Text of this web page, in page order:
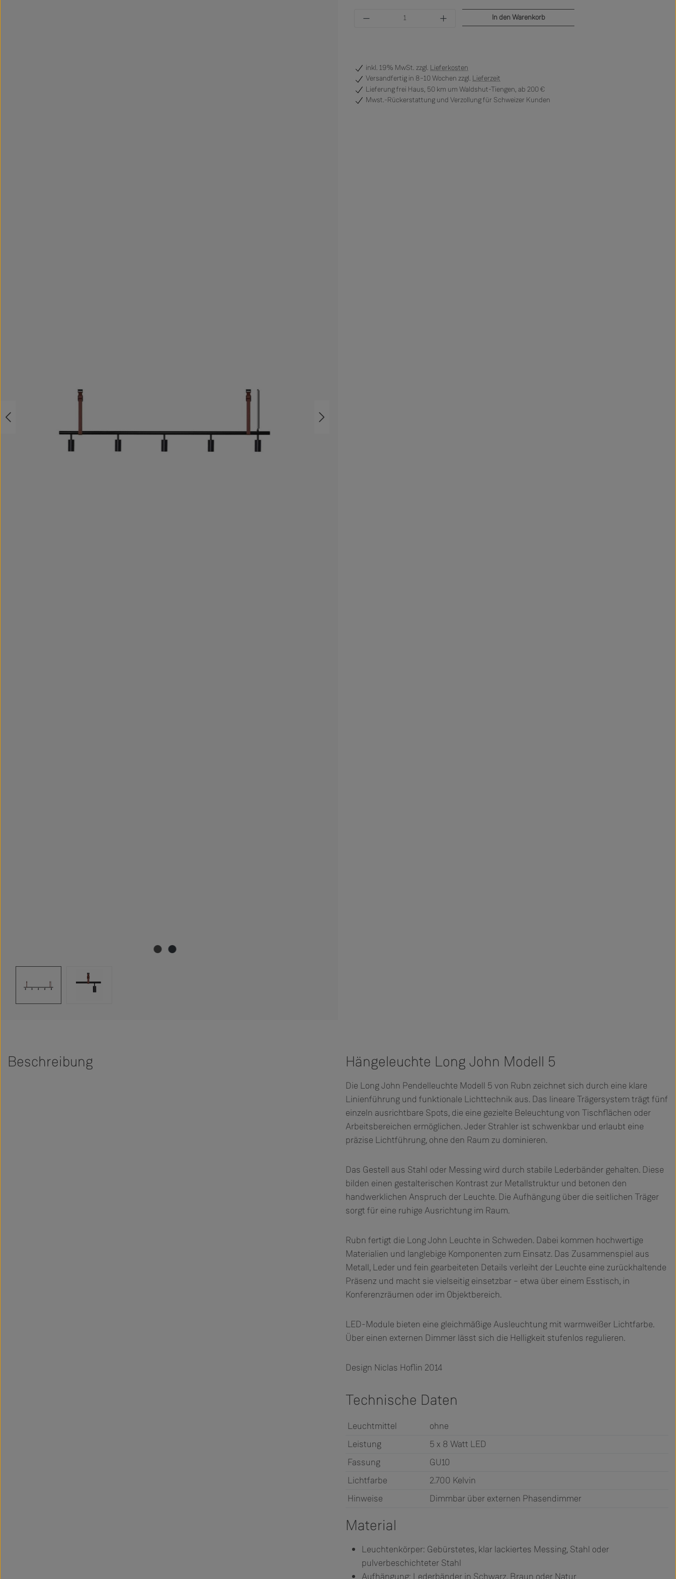
Produkt Anzahl: Gib den gewünschten Wert ein oder
In den Warenkorb
inkl. 19% MwSt. zzgl. Lieferkosten
Versandfertig in 8–10 Wochen zzgl. Lieferzeit
Lieferung frei Haus, 50 km um Waldshut-Tiengen, ab 200 €
Mwst.-Rückerstattung und Verzollung für Schweizer Kunden
Beschreibung Hängeleuchte Long John Modell 5
Die Long John Pendelleuchte Modell 5 von Rubn zeichnet sich durch eine klare
Linienführung und funktionale Lichttechnik aus. Das lineare Trägersystem trägt fünf
einzeln ausrichtbare Spots, die eine gezielte Beleuchtung von Tischflächen oder
Arbeitsbereichen ermöglichen. Jeder Strahler ist schwenkbar und erlaubt eine
präzise Lichtführung, ohne den Raum zu dominieren.
Das Gestell aus Stahl oder Messing wird durch stabile Lederbänder gehalten. Diese
bilden einen gestalterischen Kontrast zur Metallstruktur und betonen den
handwerklichen Anspruch der Leuchte. Die Aufhängung über die seitlichen Träger
sorgt für eine ruhige Ausrichtung im Raum.
Rubn fertigt die Long John Leuchte in Schweden. Dabei kommen hochwertige
Materialien und langlebige Komponenten zum Einsatz. Das Zusammenspiel aus
Metall, Leder und fein gearbeiteten Details verleiht der Leuchte eine zurückhaltende
Präsenz und macht sie vielseitig einsetzbar – etwa über einem Esstisch, in
Konferenzräumen oder im Objektbereich.
LED-Module bieten eine gleichmäßige Ausleuchtung mit warmweißer Lichtfarbe.
Über einen externen Dimmer lässt sich die Helligkeit stufenlos regulieren.
Design Niclas Hoflin 2014
Technische Daten
Leuchtmittel
ohne
Leistung
5 x 8 Watt LED
Fassung
GU10
Lichtfarbe
2.700 Kelvin
Hinweise
Dimmbar über externen Phasendimmer
Material
Leuchtenkörper: Gebürstetes, klar lackiertes Messing, Stahl oder
pulverbeschichteter Stahl